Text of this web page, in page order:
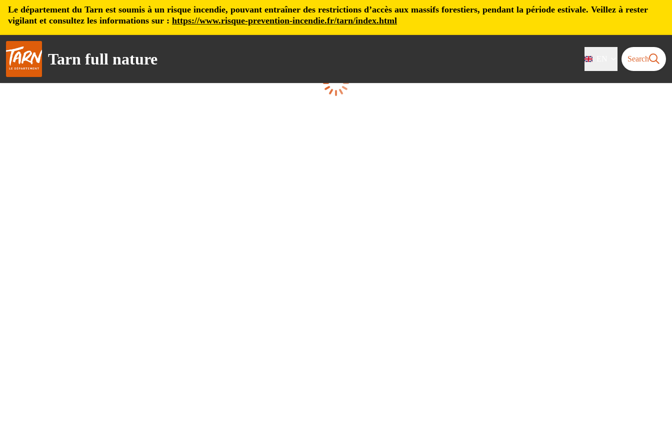
Le département du Tarn est soumis à un risque incendie, pouvant entraîner des restrictions d’accès aux massifs forestiers, pendant la période estivale. Veillez à rester
vigilant et consultez les informations sur : https://www.risque-prevention-incendie.fr/tarn/index.html
Tarn full nature Search
Loading